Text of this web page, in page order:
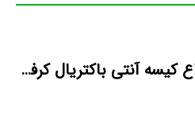
صادرات انواع کیسه آنتی باکتریال کرفس